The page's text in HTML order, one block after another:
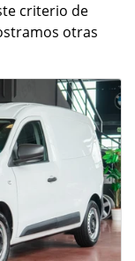
criterio de
otras